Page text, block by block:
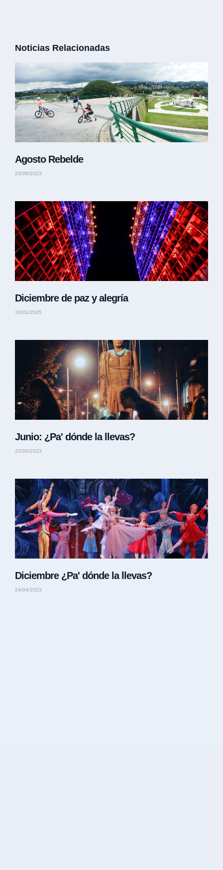
Noticias Relacionadas
Agosto Rebelde
25/08/2023
Diciembre de paz y alegría
16/01/2025
Junio: ¿Pa' dónde la llevas?
22/06/2023
Diciembre ¿Pa' dónde la llevas?
24/04/2023